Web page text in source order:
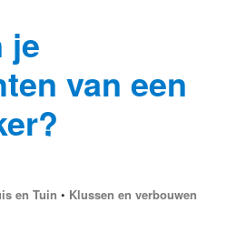
je
van een
en Tuin • Klussen en verbouwen